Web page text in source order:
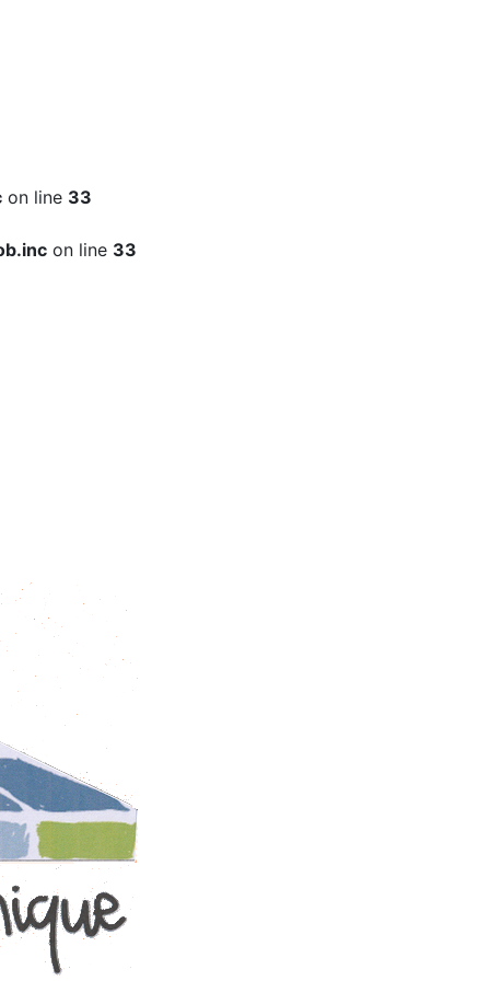
on line 33
on line 33